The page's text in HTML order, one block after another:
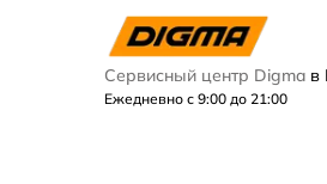
Сервисный центр Digma в
Ежедневно с 9:00 до 21:00